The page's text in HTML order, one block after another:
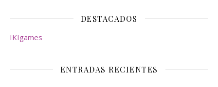
DESTACADOS
IKIgames
ENTRADAS RECIENTES